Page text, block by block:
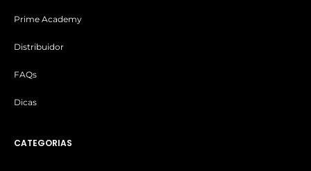
Prime Academy
Distribuidor
FAQs
Dicas
CATEGORIAS